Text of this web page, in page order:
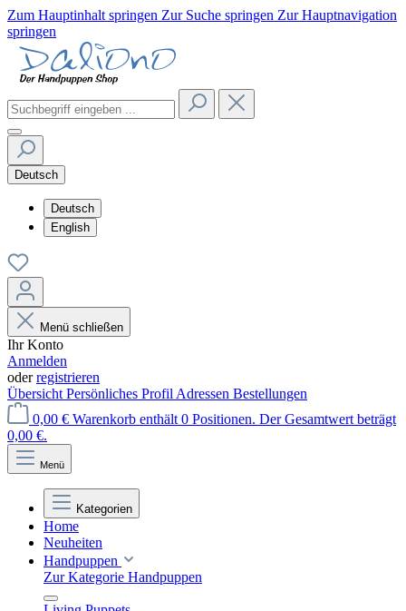
Zum Hauptinhalt springen Zur Suche springen Zur Hauptnavigation
springen
Deutsch
Deutsch
English
Menü schließen
Ihr Konto
Anmelden
oderregistrieren
Übersicht Persönliches Profil Adressen Bestellungen
0,00 € Warenkorb enthält 0 Positionen. Der Gesamtwert beträgt
0,00 €.
Menü
Kategorien
Home
Neuheiten
Handpuppen
Zur Kategorie Handpuppen